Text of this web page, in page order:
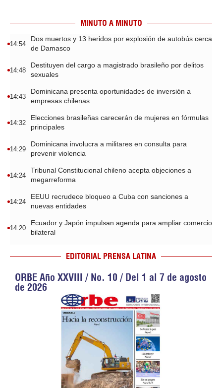
MINUTO A MINUTO
14:54
Dos muertos y 13 heridos por explosión de autobús cerca
de Damasco
14:48
Destituyen del cargo a magistrado brasileño por delitos
sexuales
14:43
Dominicana presenta oportunidades de inversión a
empresas chilenas
14:32
Elecciones brasileñas carecerán de mujeres en fórmulas
principales
14:29
Dominicana involucra a militares en consulta para
prevenir violencia
14:24
Tribunal Constitucional chileno acepta objeciones a
megarreforma
14:24
EEUU recrudece bloqueo a Cuba con sanciones a
nuevas entidades
14:20
Ecuador y Japón impulsan agenda para ampliar comercio
bilateral
EDITORIAL PRENSA LATINA
ORBE Año XXVIII / No. 10 / Del 1 al 7 de agosto
de 2026